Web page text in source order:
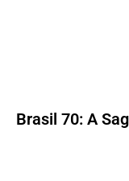
Brasil 70: A